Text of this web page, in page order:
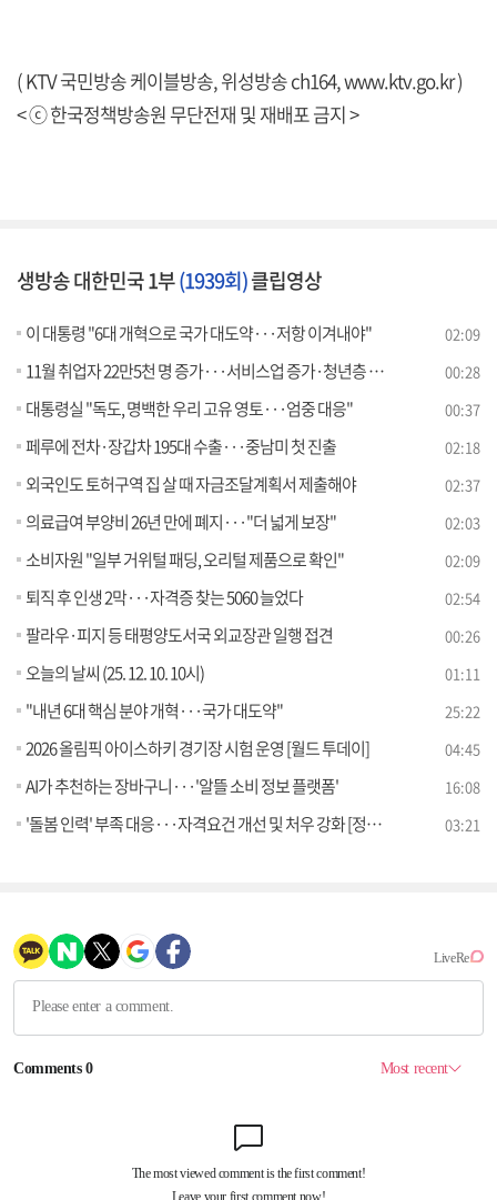
( KTV 국민방송 케이블방송, 위성방송 ch164,www.ktv.go.kr)
< ⓒ 한국정책방송원 무단전재 및 재배포 금지 >
생방송 대한민국 1부(1939회)클립영상
이 대통령 "6대 개혁으로 국가 대도약···저항 이겨내야" 02:09
11월 취업자 22만5천 명 증가···서비스업 증가·청년층 감소 00:28
대통령실 "독도, 명백한 우리 고유 영토···엄중 대응" 00:37
페루에 전차·장갑차 195대 수출···중남미 첫 진출 02:18
외국인도 토허구역 집 살 때 자금조달계획서 제출해야 02:37
의료급여 부양비 26년 만에 폐지···"더 넓게 보장" 02:03
소비자원 "일부 거위털 패딩, 오리털 제품으로 확인" 02:09
퇴직 후 인생 2막···자격증 찾는 5060 늘었다 02:54
팔라우·피지 등 태평양도서국 외교장관 일행 접견 00:26
오늘의 날씨 (25. 12. 10. 10시) 01:11
"내년 6대 핵심 분야 개혁···국가 대도약" 25:22
2026 올림픽 아이스하키 경기장 시험 운영 [월드 투데이] 04:45
AI가 추천하는 장바구니···'알뜰 소비 정보 플랫폼' 16:08
'돌봄 인력' 부족 대응···자격요건 개선 및 처우 강화 [정책 바로보기] 03:21